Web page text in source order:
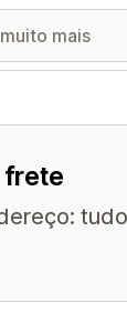
frete